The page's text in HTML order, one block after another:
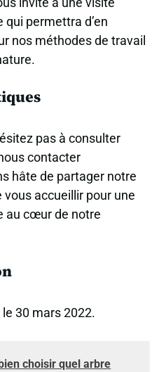
permettra d’en
nos méthodes de travail
pas à consulter
contacter
hâte de partager notre
accueillir pour une
au cœur de notre
30 mars 2022.
choisir quel arbre